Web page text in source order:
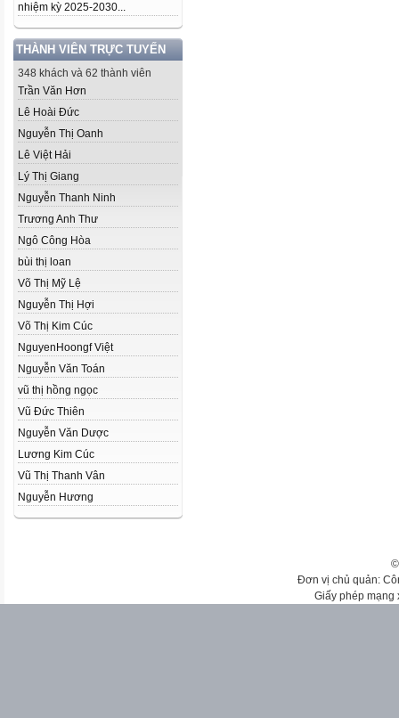
nhiệm kỳ 2025-2030...
THÀNH VIÊN TRỰC TUYẾN
348 khách và 62 thành viên
Trần Văn Hơn
Lê Hoài Đức
Nguyễn Thị Oanh
Lê Việt Hải
Lý Thị Giang
Nguyễn Thanh Ninh
Trương Anh Thư
Ngô Công Hòa
bùi thị loan
Võ Thị Mỹ Lệ
Nguyễn Thị Hợi
Võ Thị Kim Cúc
NguyenHoongf Việt
Nguyễn Văn Toán
vũ thị hồng ngọc
Vũ Đức Thiên
Nguyễn Văn Dược
Lương Kim Cúc
Vũ Thị Thanh Vân
Nguyễn Hương
Đơn vị chủ quản:
Giấy phép mạng